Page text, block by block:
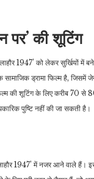
पर’ की शूटिंग
1947’ को लेकर सुर्खियों
ड्रामा फिल्म है,
की शूटिंग के लिए करीब 70 से
पुष्टि नहीं की जा सकती है।
1947’ में नजर आने वाले
क्या है बेंचिंग डेटिंग